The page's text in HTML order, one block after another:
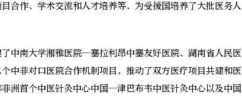
作、学术交流和人才培养等，为受援国培养了大批医务人
南大学湘雅医院—塞拉利昂中塞友好医院、湖南省人民医
中非对口医院合作机制项目，推动了双方医疗项目共建和医
洲首个中医针灸中心中国—津巴布韦中医针灸中心以及中国